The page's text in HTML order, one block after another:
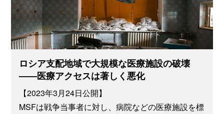
ロシア支配地域で大規模な医療施設の破壊
——医療アクセスは著しく悪化
【2023年3月24日公開】
MSFは戦争当事者に対し、病院などの医療施設を標